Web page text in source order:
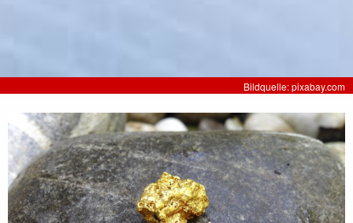
Bildquelle: pixabay.com